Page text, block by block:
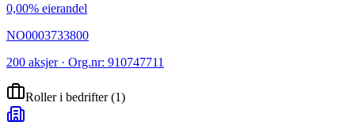
0,00% eierandel
NO0003733800
200 aksjer · Org.nr: 910747711
Roller i bedrifter(1)